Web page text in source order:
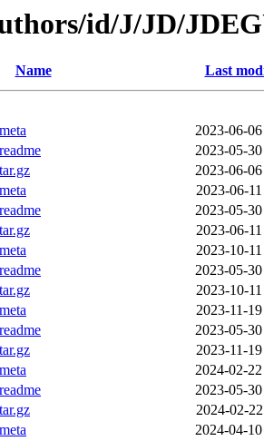
id/J/JD/
Name Last
2023-06-
2023-05-
2023-06-
2023-06-
2023-05-
2023-06-
2023-10-
2023-05-
2023-10-
2023-11-
2023-05-
2023-11-
2024-02-
2023-05-
2024-02-
2024-04-